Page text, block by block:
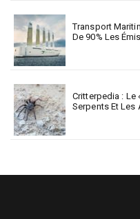
Transport
De 90% Les
Critterpedia : Le
Serpents Et Les